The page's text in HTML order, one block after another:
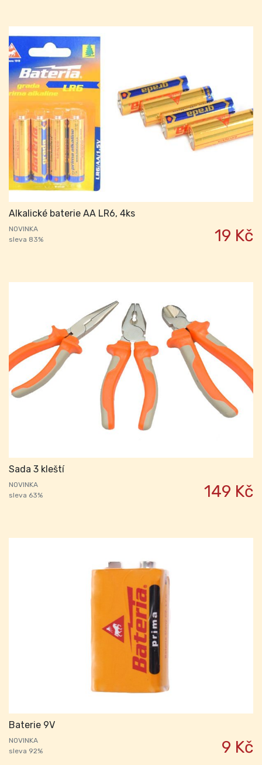
Alkalické baterie AA LR6, 4ks
NOVINKA
sleva 83%
19 Kč
Sada 3 kleští
NOVINKA
sleva 63%
149 Kč
Baterie 9V
NOVINKA
sleva 92%
9 Kč